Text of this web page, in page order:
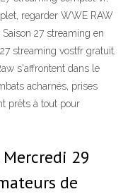
regarder WWE RAW
27 streaming en
streaming vostfr gratuit.
s'affrontent dans le
acharnés, prises
prêts à tout pour
29
de